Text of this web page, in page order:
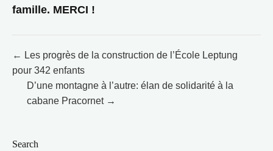
famille. MERCI !
Post
navigation
← Les progrès de la construction de l’École Leptung
pour 342 enfants
D’une montagne à l’autre: élan de solidarité à la
cabane Pracornet →
Search